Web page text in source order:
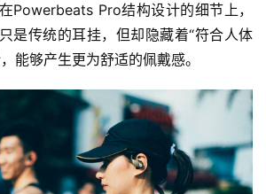
Powerbeats Pro结构设计的细节上，
是传统的耳挂，但却隐藏着“符合人体
能够产生更为舒适的佩戴感。